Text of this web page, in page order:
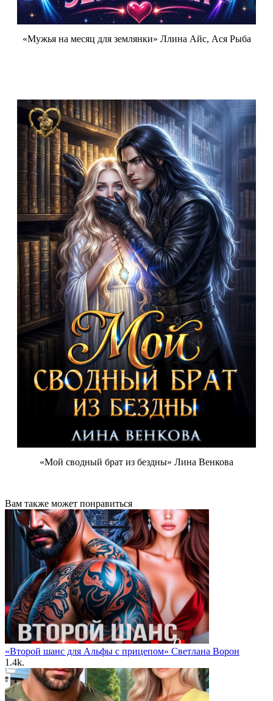
«Мужья на месяц для землянки» Ллина Айс, Ася Рыба
«Мой сводный брат из бездны» Лина Венкова
Вам также может понравиться
«Второй шанс для Альфы с прицепом» Светлана Ворон
1.4k.